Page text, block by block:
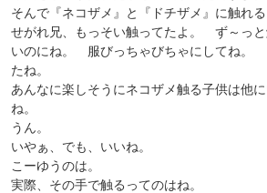
そんで『ネコザメ』と『ドチザメ』に触れ
せがれ兄、もっそい触ってたよ。 ず～っ
いのにね。 服びっちゃびちゃにしてね。
たね。
あんなに楽しそうにネコザメ触る子供は他
ね。
うん。
いやぁ、でも、いいね。
こーゆうのは。
実際、その手で触るってのはね。